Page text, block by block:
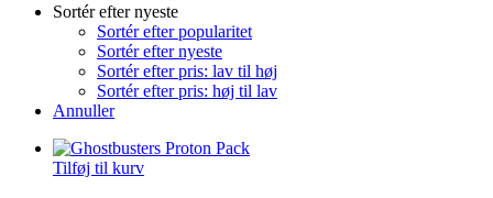
Sortér efter nyeste
Sortér efter popularitet
Sortér efter nyeste
Sortér efter pris: lav til høj
Sortér efter pris: høj til lav
Annuller
Tilføj til kurv